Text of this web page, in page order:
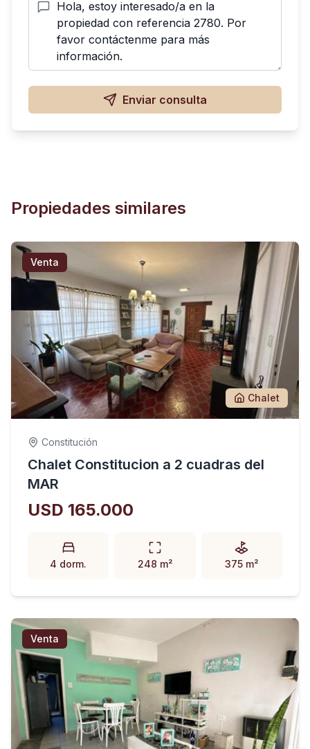
Enviar consulta
Propiedades similares
Venta
Chalet
Constitución
Chalet Constitucion a 2 cuadras del
MAR
USD 165.000
4 dorm. 248 m² 375 m²
Venta